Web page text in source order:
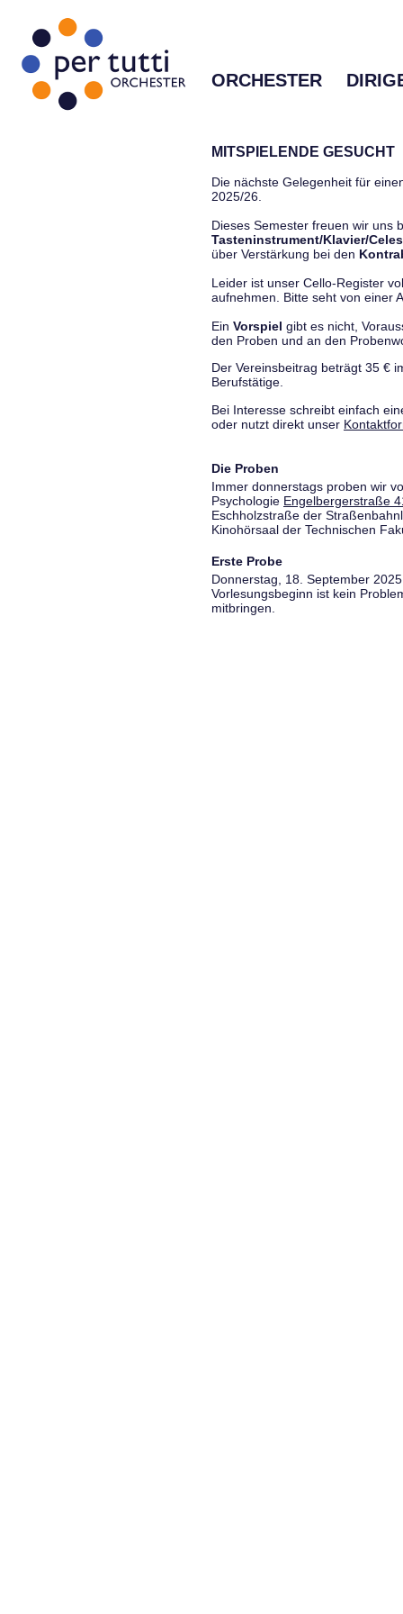
ORCHESTER
MITSPIELENDE GESUCHT
Die nächste Gelegenheit für
2025/26.
Dieses Semester freuen wir uns
Tasteninstrument/Klavier/
über Verstärkung bei den
Leider ist unser Cello-Register
aufnehmen. Bitte seht von einer
Ein Vorspiel gibt es nicht,
den Proben und an den
Der Vereinsbeitrag beträgt 35 €
Berufstätige.
Bei Interesse schreibt einfach
oder nutzt direkt unser
Die Proben
Immer donnerstags proben wir
Psychologie Engelbergerstraße
Eschholzstraße der
Kinohörsaal der Technischen
Erste Probe
Donnerstag, 18. September
Vorlesungsbeginn ist kein
mitbringen.